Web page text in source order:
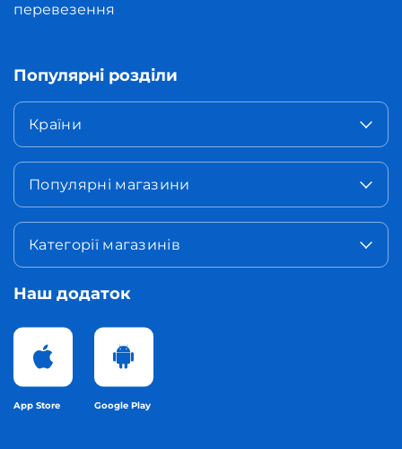
перевезення
Популярні розділи
Країни
Популярні магазини
Категорії магазинів
Наш додаток
App Store Google Play